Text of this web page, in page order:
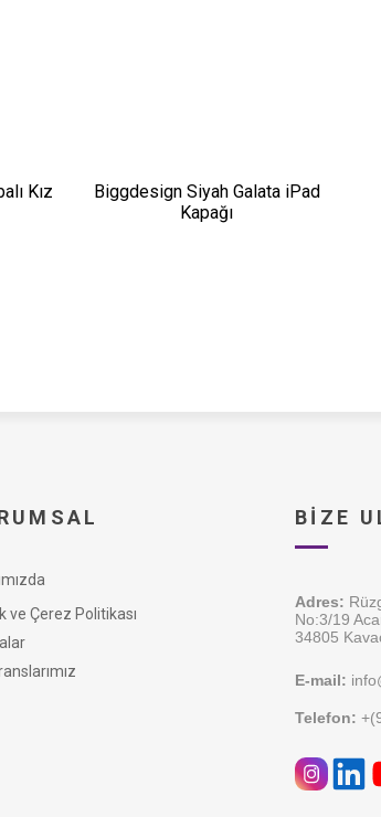
Kız
Biggdesign Siyah Galata iPad
Kapağı
ve Çerez Politikası
BIZE
Adres:
No:3/19
34805
E-mail:
Telefon: